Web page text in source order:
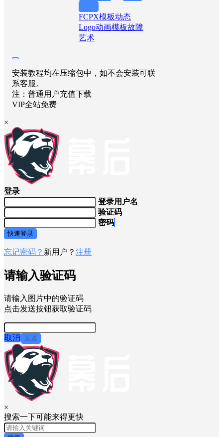
FCPX模板动态
Logo动画模板故障
艺术
安装教程均在压缩包中，如不会安装可联
系客服。
注：普通用户充值下载
VIP全站免费
×
登录
登录用户名
验证码
密码
快速登录
忘记密码？ 新用户？ 注册
请输入验证码
请输入图片中的验证码
点击发送按钮获取验证码
取消 发送
×
搜索一下可能来得更快